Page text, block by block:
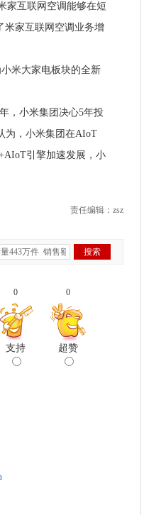
家互联网空调能够在短
米家互联网空调业务增
米大家电板块的全新
，小米集团决心5年投
为，小米集团在AIoT
引擎加速发展，小
责任编辑：zsz
0
支持
0
超赞